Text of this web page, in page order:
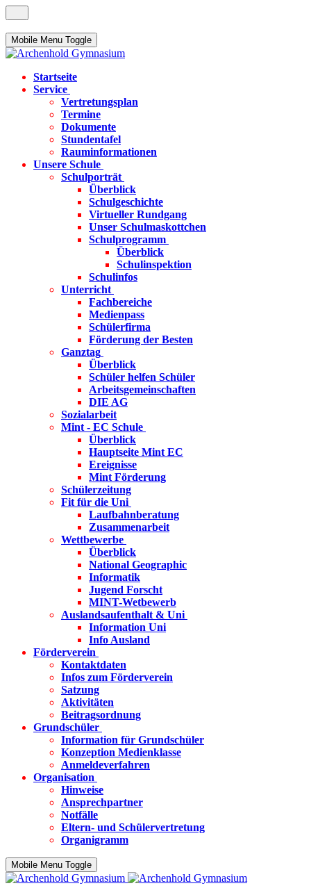
Mobile Menu Toggle
Startseite
Service
Vertretungsplan
Termine
Dokumente
Stundentafel
Rauminformationen
Unsere Schule
Schulporträt
Überblick
Schulgeschichte
Virtueller Rundgang
Unser Schulmaskottchen
Schulprogramm
Überblick
Schulinspektion
Schulinfos
Unterricht
Fachbereiche
Medienpass
Schülerfirma
Förderung der Besten
Ganztag
Überblick
Schüler helfen Schüler
Arbeitsgemeinschaften
DIE AG
Sozialarbeit
Mint - EC Schule
Überblick
Hauptseite Mint EC
Ereignisse
Mint Förderung
Schülerzeitung
Fit für die Uni
Laufbahnberatung
Zusammenarbeit
Wettbewerbe
Überblick
National Geographic
Informatik
Jugend Forscht
MINT-Wetbewerb
Auslandsaufenthalt & Uni
Information Uni
Info Ausland
Förderverein
Kontaktdaten
Infos zum Förderverein
Satzung
Aktivitäten
Beitragsordnung
Grundschüler
Information für Grundschüler
Konzeption Medienklasse
Anmeldeverfahren
Organisation
Hinweise
Ansprechpartner
Notfälle
Eltern- und Schülervertretung
Organigramm
Mobile Menu Toggle